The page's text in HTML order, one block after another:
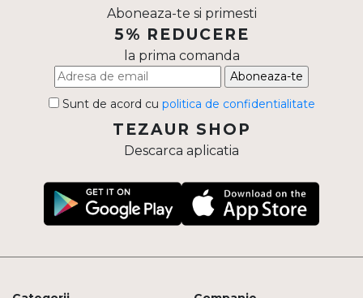
Aboneaza-te si primesti
5% REDUCERE
la prima comanda
Aboneaza-te
Sunt de acord cu politica de confidentialitate
TEZAUR SHOP
Descarca aplicatia